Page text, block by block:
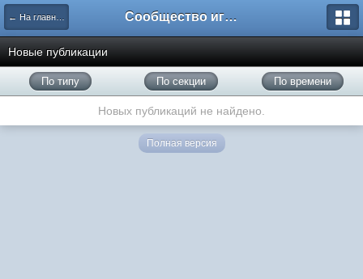
← На главную Сообщество игроков L2BesT.Org
Новые публикации
По типу По секции По времени
Новых публикаций не найдено.
Полная версия